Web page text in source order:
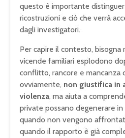
questo è importante
ricostruzioni e ciò che verrà
dagli investigatori.
Per capire il contesto, bisogna
vicende familiari esplodono
conflitto, rancore e mancanza
ovviamente, non giustifica in
violenza, ma aiuta a
private possano degenerare
quando non vengono
quando il rapporto è già